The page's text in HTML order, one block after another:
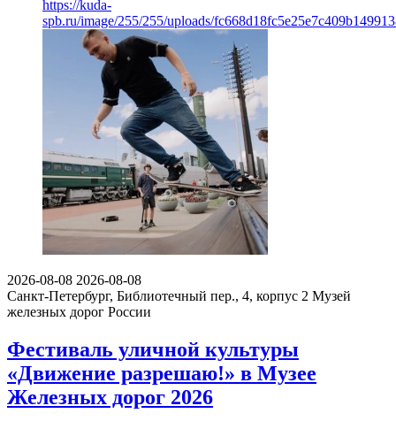
https://kuda-
spb.ru/image/255/255/uploads/
2026-08-08 2026-08-08
Санкт-Петербург, Библиотечный пер., 4, корпус 2 Музей
железных дорог России
Фестиваль уличной культуры
«Движение разрешаю!» в Музее
Железных дорог 2026